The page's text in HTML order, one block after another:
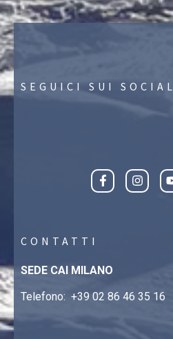
SEGUICI SUI SOCIAL
CONTATTI
SEDE CAI MILANO
Telefono: +39 02 86 46 35 16